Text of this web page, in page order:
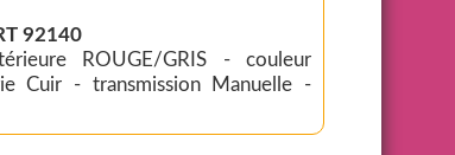
92140
ROUGE/GRIS - couleur
Cuir - transmission Manuelle -